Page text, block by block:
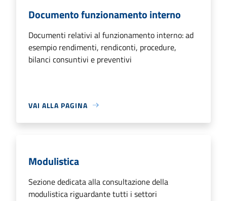
Documento funzionamento interno
Documenti relativi al funzionamento interno: ad
esempio rendimenti, rendiconti, procedure,
bilanci consuntivi e preventivi
VAI ALLA PAGINA
Modulistica
Sezione dedicata alla consultazione della
modulistica riguardante tutti i settori